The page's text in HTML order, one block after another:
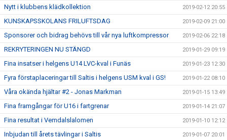
Nytt i klubbens klädkollektion 2019-02-12 20:55
KUNSKAPSSKOLANS FRILUFTSDAG 2019-02-09 21:00
Sponsorer och bidrag behövs till vår nya luftkompressor 2019-02-06 22:18
REKRYTERINGEN NU STÄNGD 2019-01-29 09:19
Fina insatser i helgens U14 LVC-kval i Funäs 2019-01-23 12:30
Fyra förstaplaceringar till Saltis i helgens USM kval i GS! 2019-01-22 08:10
Våra okända hjältar #2 - Jonas Markman 2019-01-15 13:49
Fina framgångar för U16 i fartgrenar 2019-01-14 21:07
Fina resultat i Vemdalslalomen 2019-01-10 12:12
Inbjudan till årets tävlingar i Saltis 2019-01-07 20:01